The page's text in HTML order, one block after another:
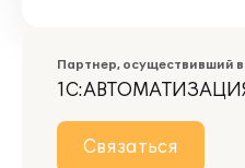
Партнер, осуществивший
Связаться